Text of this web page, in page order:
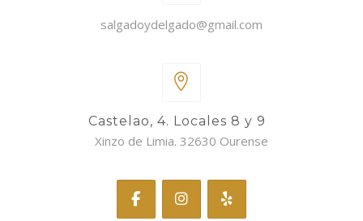
salgadoydelgado@gmail.com
Castelao, 4. Locales 8 y 9
Xinzo de Limia. 32630 Ourense